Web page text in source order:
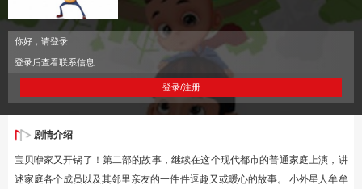
你好，请登录
登录后查看联系信息
登录/注册
剧情介绍
宝贝咿家又开锅了！第二部的故事，继续在这个现代都市的普通家庭上演，讲
述家庭各个成员以及其邻里亲友的一件件逗趣又或暖心的故事。 小外星人牟牟